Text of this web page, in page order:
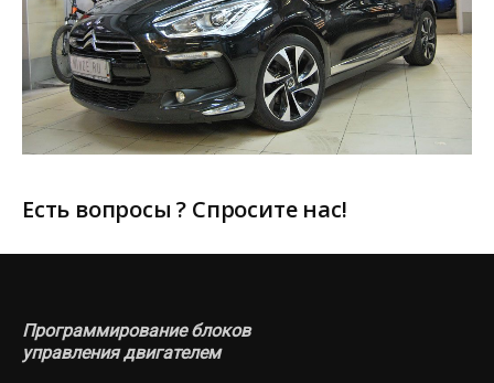
Есть вопросы ? Спросите нас!
Программирование блоков
управления двигателем